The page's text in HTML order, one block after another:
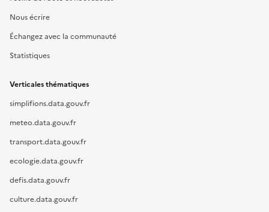
Nous écrire
Échangez avec la communauté
Statistiques
Verticales thématiques
simplifions.data.gouv.fr
meteo.data.gouv.fr
transport.data.gouv.fr
ecologie.data.gouv.fr
defis.data.gouv.fr
culture.data.gouv.fr